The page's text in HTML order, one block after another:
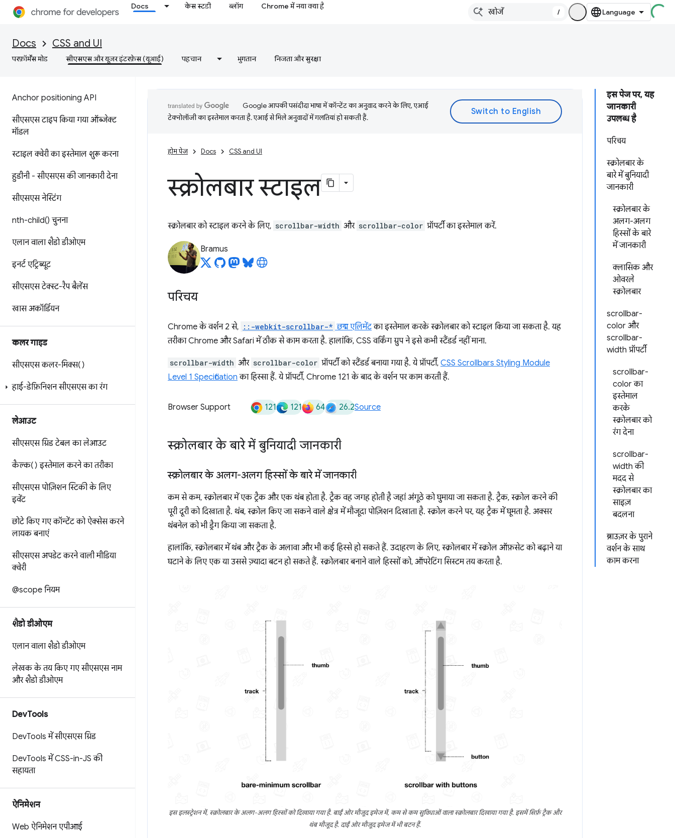
Docs केस स्टडी ब्लॉग Chrome में नया क्या है
/
Docs CSS and UI
परफ़ॉर्मेंस मोड सीएसएस और यूज़र इंटरफ़ेस (यूआई) पहचान भुगतान निजता और सुरक्षा
Anchor positioning API
सीएसएस टाइप किया गया ऑब्जेक्ट
मॉडल
स्टाइल क्वेरी का इस्तेमाल शुरू करना
हुडीनी - सीएसएस की जानकारी देना
सीएसएस नेस्टिंग
nth-child() चुनना
एलान वाला शैडो डीओएम
इनर्ट एट्रिब्यूट
सीएसएस टेक्स्ट-रैप बैलेंस
खास अकॉर्डियन
कलर गाइड
सीएसएस कलर-मिक्स()
हाई-डेफ़िनिशन सीएसएस का रंग
लेआउट
सीएसएस ग्रिड टेबल का लेआउट
कैल्क() इस्तेमाल करने का तरीका
सीएसएस पोज़िशन स्टिकी के लिए
इवेंट
छोटे किए गए कॉन्टेंट को ऐक्सेस करने
लायक बनाएं
सीएसएस अपडेट करने वाली मीडिया
क्वेरी
@scope नियम
शैडो डीओएम
एलान वाला शैडो डीओएम
लेखक के तय किए गए सीएसएस नाम
और शैडो डीओएम
DevTools
DevTools में सीएसएस ग्रिड
DevTools में CSS-in-JS की
सहायता
ऐनिमेशन
Web ऐनिमेशन एपीआई
इस पेज पर, यह
जानकारी
उपलब्ध है
परिचय
स्क्रोलबार के
बारे में बुनियादी
जानकारी
स्क्रोलबार के
अलग-अलग
हिस्सों के बारे
में जानकारी
क्लासिक और
ओवरले
स्क्रोलबार
scrollbar-
color और
scrollbar-
width प्रॉपर्टी
scrollbar-
color का
इस्तेमाल
करके
स्क्रोलबार को
रंग देना
scrollbar-
width की
मदद से
स्क्रोलबार का
साइज़
बदलना
ब्राउज़र के पुराने
वर्शन के साथ
काम करना
Google आपकी पसंदीदा भाषा में कॉन्टेंट का अनुवाद करने के लिए, एआई
टेक्नोलॉजी का इस्तेमाल करता है. एआई से मिले अनुवादों में गलतियां हो सकती हैं.
होम पेज Docs CSS and UI
स्क्रोलबार स्टाइल
स्क्रोलबार को स्टाइल करने के लिए, scrollbar-width और scrollbar-color प्रॉपर्टी का इस्तेमाल करें.
Bramus
परिचय
Chrome के वर्शन 2 से, ::-webkit-scrollbar-* छद्म एलिमेंटका इस्तेमाल करके स्क्रोलबार को स्टाइल किया जा सकता है. यह
तरीका Chrome और Safari में ठीक से काम करता है. हालांकि, CSS वर्किंग ग्रुप ने इसे कभी स्टैंडर्ड नहीं माना.
scrollbar-width और scrollbar-color प्रॉपर्टी को स्टैंडर्ड बनाया गया है. ये प्रॉपर्टी, CSS Scrollbars Styling Module
Level 1 Specification का हिस्सा हैं. ये प्रॉपर्टी, Chrome 121 के बाद के वर्शन पर काम करती हैं.
Browser Support 121 121 64 26.2Source
स्क्रोलबार के बारे में बुनियादी जानकारी
स्क्रोलबार के अलग-अलग हिस्सों के बारे में जानकारी
कम से कम, स्क्रोलबार में एक ट्रैक और एक थंब होता है. ट्रैक वह जगह होती है जहां अंगूठे को घुमाया जा सकता है. ट्रैक, स्क्रोल करने की
पूरी दूरी को दिखाता है. थंब, स्क्रोल किए जा सकने वाले क्षेत्र में मौजूदा पोज़िशन दिखाता है. स्क्रोल करने पर, यह ट्रैक में घूमता है. अक्सर
थंबनेल को भी ड्रैग किया जा सकता है.
हालांकि, स्क्रोलबार में थंब और ट्रैक के अलावा और भी कई हिस्से हो सकते हैं. उदाहरण के लिए, स्क्रोलबार में स्क्रोल ऑफ़सेट को बढ़ाने या
घटाने के लिए एक या उससे ज़्यादा बटन हो सकते हैं. स्क्रोलबार बनाने वाले हिस्सों को, ऑपरेटिंग सिस्टम तय करता है.
इस इलस्ट्रेशन में, स्क्रोलबार के अलग-अलग हिस्सों को दिखाया गया है. बाईं ओर मौजूद इमेज में, कम से कम सुविधाओं वाला स्क्रोलबार दिखाया गया है. इसमें सिर्फ़ ट्रैक और
थंब मौजूद है. दाईं ओर मौजूद इमेज में भी बटन हैं.